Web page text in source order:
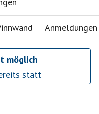
Anmeldungen
möglich
statt